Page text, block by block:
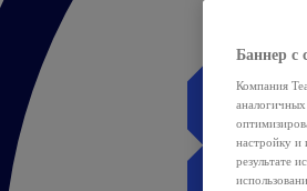
Баннер с
Компания
настройку и
результате